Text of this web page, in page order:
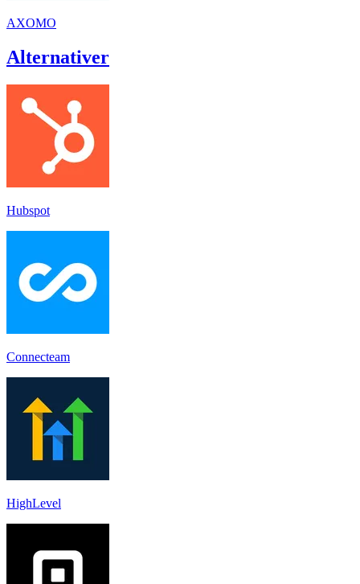
AXOMO
Alternativer
Hubspot
Connecteam
HighLevel